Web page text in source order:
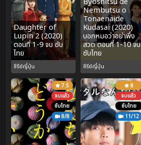
Daughter of
Lupin 2 (2020)
ตอนที่ 1-9 จบ ซับ
ไทย
ซีรีย์ญี่ปุ่น
Nembutsu o
Tonaenaide
Kudasai (2020)
บอกหมอว่าอย่าพึ่ง
สวด ตอนที่ 1-10 จบ
ซับไทย
ซีรีย์ญี่ปุ่น
7.5
จบแล้ว
ซับไทย
8/8
8
จบแล้ว
ซับไทย
11/12